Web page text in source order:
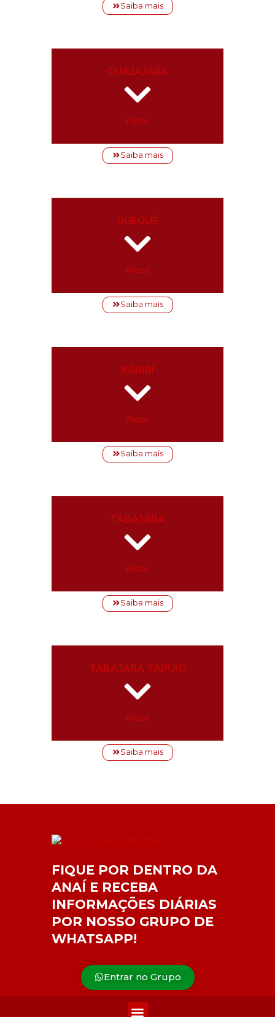
Saiba mais
GUAJAJARA
Piauí
Saiba mais
GUEGUÊ
Piauí
Saiba mais
KARIRI
Piauí
Saiba mais
TABAJARA
Piauí
Saiba mais
TABAJARA TAPUIO
Piauí
Saiba mais
FIQUE POR DENTRO DA
ANAÍ E RECEBA
INFORMAÇÕES DIÁRIAS
POR NOSSO GRUPO DE
WHATSAPP!
Entrar no Grupo